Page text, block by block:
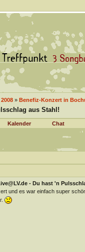
» Benefiz-Konzert in
aus Stahl!
Kalender Chat
- Du hast 'n
und es war einfach super